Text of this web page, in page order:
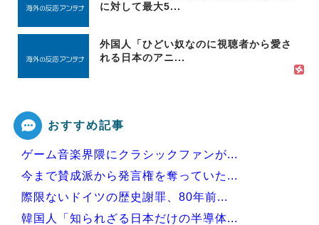
に対して最大5...
外国人「ひどい奴なのに視聴者から愛さ
れる日本のアニ...
おすすめ記事
ゲーム音楽界隈にクラシックファンが...
今まで賛成派から発言権を奪っていた...
際限ないドイツの歴史謝罪、80年前...
韓国人「知られざる日本だけの半導体...